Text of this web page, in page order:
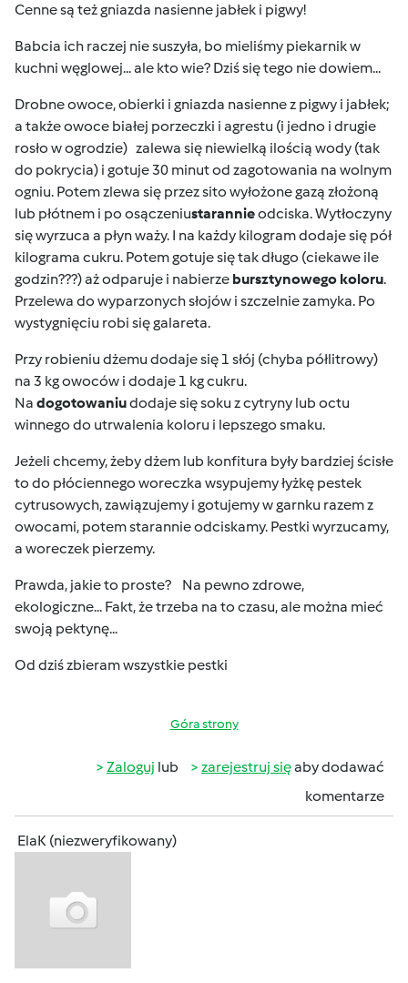
Cenne są też gniazda nasienne jabłek i pigwy!
Babcia ich raczej nie suszyła, bo mieliśmy piekarnik w
kuchni węglowej... ale kto wie? Dziś się tego nie dowiem...
Drobne owoce, obierki i gniazda nasienne z pigwy i jabłek;
a także owoce białej porzeczki i agrestu (i jedno i drugie
rosło w ogrodzie) zalewa się niewielką ilością wody (tak
do pokrycia) i gotuje 30 minut od zagotowania na wolnym
ogniu. Potem zlewa się przez sito wyłożone gazą złożoną
lub płótnem i po osączeniustarannieodciska. Wytłoczyny
się wyrzuca a płyn waży. I na każdy kilogram dodaje się pół
kilograma cukru. Potem gotuje się tak długo (ciekawe ile
godzin???) aż odparuje i nabierze bursztynowego koloru.
Przelewa do wyparzonych słojów i szczelnie zamyka. Po
wystygnięciu robi się galareta.
Przy robieniu dżemu dodaje się 1 słój (chyba półlitrowy)
na 3 kg owoców i dodaje 1 kg cukru.
Na dogotowaniudodaje się soku z cytryny lub octu
winnego do utrwalenia koloru i lepszego smaku.
Jeżeli chcemy, żeby dżem lub konfitura były bardziej ścisłe
to do płóciennego woreczka wsypujemy łyżkę pestek
cytrusowych, zawiązujemy i gotujemy w garnku razem z
owocami, potem starannie odciskamy. Pestki wyrzucamy,
a woreczek pierzemy.
Prawda, jakie to proste?
Na pewno zdrowe,
ekologiczne... Fakt, że trzeba na to czasu, ale można mieć
swoją pektynę...
Od dziś zbieram wszystkie pestki
Góra strony
Zaloguj lub zarejestruj sięaby dodawać
komentarze
ElaK (niezweryfikowany)